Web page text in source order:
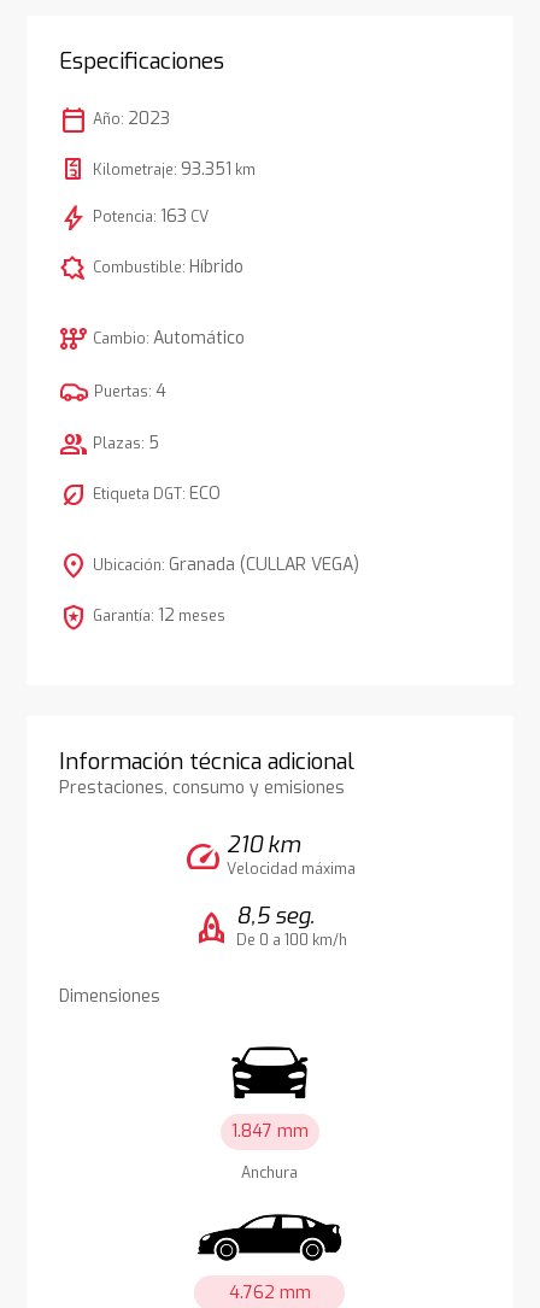
Especificaciones
calendar_today Año: 2023
Kilometraje: 93.351 km
bolt Potencia: 163 CV
comic_bubble Combustible: Híbrido
auto_transmission Cambio: Automático
Puertas: 4
group Plazas: 5
nest_eco_leaf Etiqueta DGT: ECO
location_on Ubicación: Granada (CULLAR VEGA)
local_police Garantía: 12 meses
Información técnica adicional
Prestaciones, consumo y emisiones
speed 210 km
Velocidad máxima
rocket 8,5 seg.
De 0 a 100 km/h
Dimensiones
1.847 mm
Anchura
4.762 mm